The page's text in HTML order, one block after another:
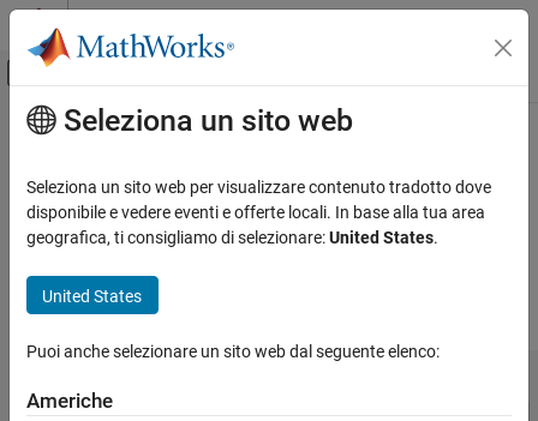
Vai al contenuto
Attiva/disattiva menu di navigazione
Visualizza per: Categoria
Using MATLAB
MATLAB Copilot
Simulink Copilot
Contenuto principale
MATLAB Note della release
Report di bug |
Correzioni di bug
expand all in page
| Gamma della release:
Ordina per:
Seleziona un sito web
Seleziona un sito web per visualizzare contenuto tradotto dove
disponibile e vedere eventi e offerte locali. In base alla tua area
geografica, ti consigliamo di selezionare:United States.
United States
Puoi anche selezionare un sito web dal seguente elenco:
Americhe